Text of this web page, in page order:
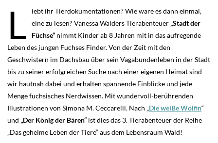
L
iebt ihr Tierdokumentationen? Wie wäre es dann einmal,
eine zu lesen? Vanessa Walders Tierabenteuer „Stadt der
Füchse“ nimmt Kinder ab 8 Jahren mit in das aufregende
Leben des jungen Fuchses Finder. Von der Zeit mit den
Geschwistern im Dachsbau über sein Vagabundenleben in der Stadt
bis zu seiner erfolgreichen Suche nach einer eigenen Heimat sind
wir hautnah dabei und erhalten spannende Einblicke und jede
Menge fuchsisches Nerdwissen. Mit wundervoll-berührenden
Illustrationen von Simona M. Ceccarelli. Nach „Die weiße Wölfin“
und „Der König der Bären“ ist dies das 3. Tierabenteuer der Reihe
„Das geheime Leben der Tiere“ aus dem Lebensraum Wald!